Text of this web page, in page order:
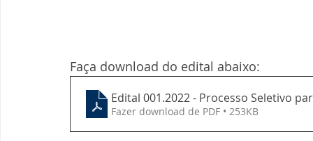
Faça download do edital abaixo:
Edital 001.2022 - Processo Seletivo
Fazer download de PDF • 253KB